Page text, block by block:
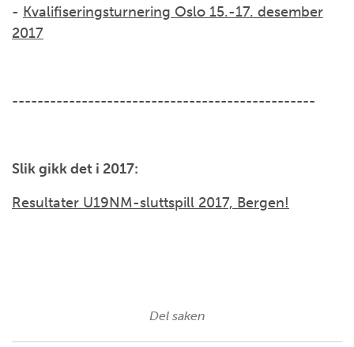
- Kvalifiseringsturnering Oslo 15.-17. desember
2017
------------------------------------------------
Slik gikk det i 2017:
Resultater U19NM-sluttspill 2017, Bergen!
Del saken